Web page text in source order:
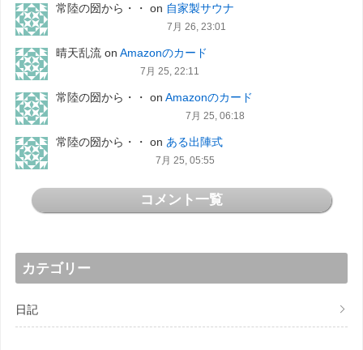
常陸の圀から・・ on 自家製サウナ
7月 26, 23:01
晴天乱流on Amazonのカード
7月 25, 22:11
常陸の圀から・・ on Amazonのカード
7月 25, 06:18
常陸の圀から・・ on ある出陣式
7月 25, 05:55
コメント一覧
カテゴリー
日記